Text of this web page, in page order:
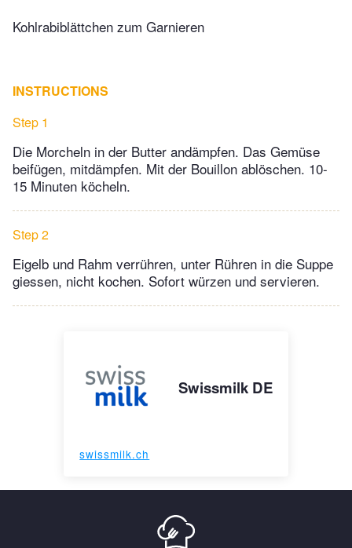
Kohlrabiblättchen zum Garnieren
INSTRUCTIONS
Step 1
Die Morcheln in der Butter andämpfen. Das Gemüse
beifügen, mitdämpfen. Mit der Bouillon ablöschen. 10-
15 Minuten köcheln.
Step 2
Eigelb und Rahm verrühren, unter Rühren in die Suppe
giessen, nicht kochen. Sofort würzen und servieren.
Swissmilk DE
swissmilk.ch